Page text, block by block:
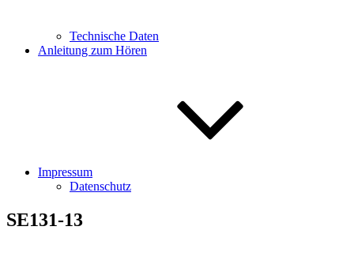
Technische Daten
Anleitung zum Hören
Impressum
Datenschutz
SE131-13